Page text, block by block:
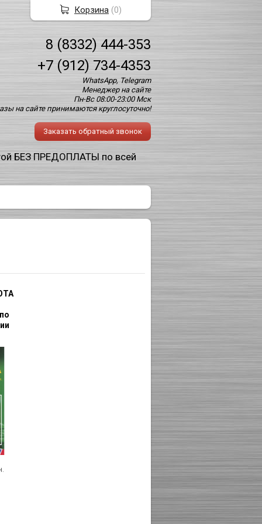
8 (8332) 444-353
+7 (912) 734-4353
WhatsApp, Telegram
Менеджер на сайте
Пн-Вс 08:00-23:00 Мск
на сайте принимаются круглосуточно!
Заказать обратный звонок
БЕЗ ПРЕДОПЛАТЫ по всей
Корзина (0)